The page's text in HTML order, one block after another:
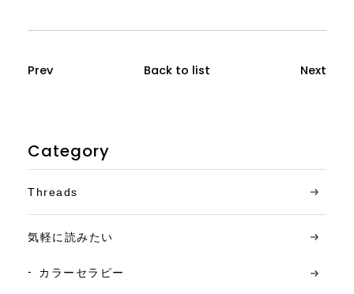
Prev Back to list Next
Category
Threads
気軽に読みたい
カラーセラピー